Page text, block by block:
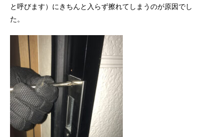
と呼びます）にきちんと入らず擦れてしまうのが原因でし
た。